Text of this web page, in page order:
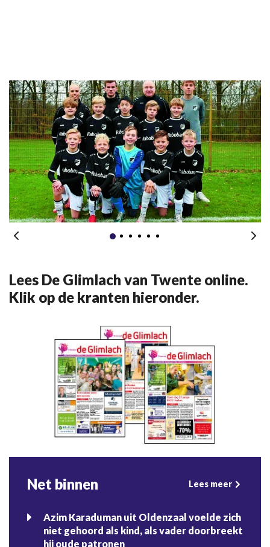
Lees De Glimlach van Twente online.
Klik op de kranten hieronder.
Net binnen Lees meer
Azim Karaduman uit Oldenzaal voelde zich
niet gehoord als kind, als vader doorbreekt
hij oude patronen